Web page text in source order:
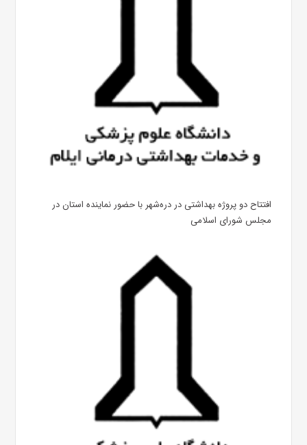
افتتاح دو پروژه بهداشتی در دره‌شهر با حضور نماینده استان در
مجلس شورای اسلامی